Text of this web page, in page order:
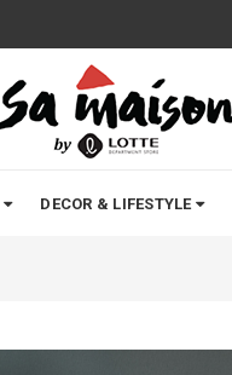
DECOR & LIFESTYLE